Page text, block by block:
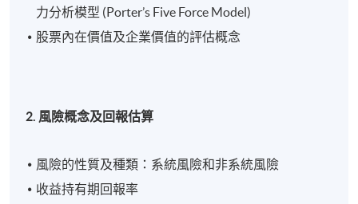
力分析模型 (Porter’s Five Force Model)
股票內在價值及企業價值的評估概念
2. 風險概念及回報估算
風險的性質及種類：系統風險和非系統風險
收益持有期回報率